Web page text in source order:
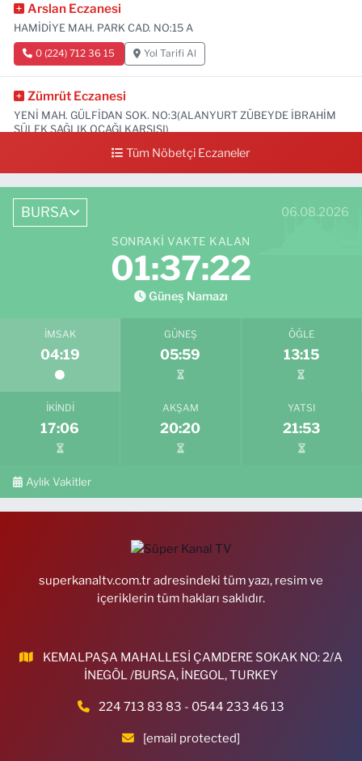
Arslan Eczanesi
HAMİDİYE MAH. PARK CAD. NO:15 A
0 (224) 712 36 15 Yol Tarifi Al
Zümrüt Eczanesi
YENİ MAH. GÜLFİDAN SOK. NO:3(ALANYURT ZÜBEYDE İBRAHİM
SÜLEK SAĞLIK OCAĞI KARŞISI)
0 (531) 239 44 04 Yol Tarifi Al
Tüm Nöbetçi Eczaneler
BURSA 06.08.2026
SONRAKI VAKTE KALAN
01:37:21
Güneş Namazı
İMSAK
04:19
GÜNEŞ
05:59
ÖĞLE
13:15
İKINDI
17:06
AKŞAM
20:20
YATSI
21:53
Aylık Vakitler
superkanaltv.com.tr adresindeki tüm yazı, resim ve
içeriklerin tüm hakları saklıdır.
KEMALPAŞA MAHALLESİ ÇAMDERE SOKAK NO: 2/A
İNEGÖL /BURSA, İNEGOL, TURKEY
224 713 83 83 - 0544 233 46 13
[email protected]